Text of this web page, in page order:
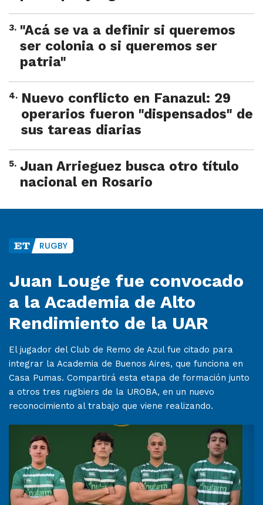
3. "Acá se va a definir si queremos
ser colonia o si queremos ser
patria"
4. Nuevo conflicto en Fanazul: 29
operarios fueron "dispensados" de
sus tareas diarias
5. Juan Arrieguez busca otro título
nacional en Rosario
RUGBY
Juan Louge fue convocado
a la Academia de Alto
Rendimiento de la UAR
El jugador del Club de Remo de Azul fue citado para
integrar la Academia de Buenos Aires, que funciona en
Casa Pumas. Compartirá esta etapa de formación junto
a otros tres rugbiers de la UROBA, en un nuevo
reconocimiento al trabajo que viene realizando.